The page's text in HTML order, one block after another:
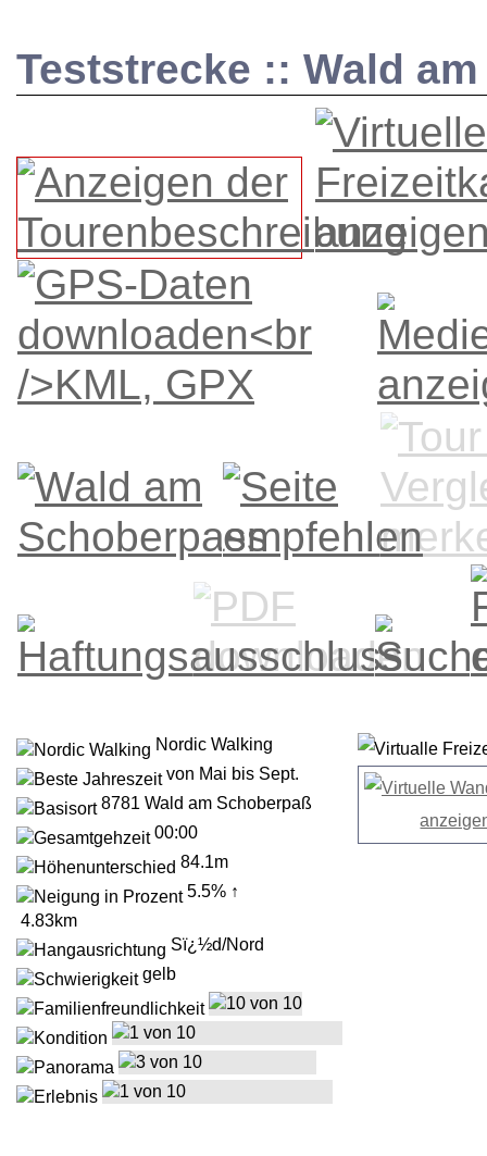
Teststrecke :: Wald
Nordic Walking
von Mai bis Sept.
8781 Wald am Schoberpaß
00:00
84.1m
5.5% ↑
4.83km
Sï¿½d/Nord
gelb